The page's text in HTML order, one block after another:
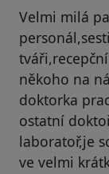
Velmi milá
někoho na
doktorka
ostatní
laboratoř,je
ve velmi